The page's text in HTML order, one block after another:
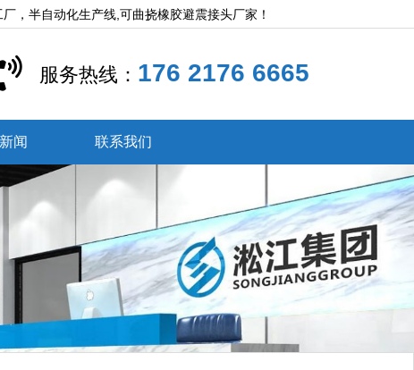
，半自动化生产线,可曲挠橡胶避震接头厂家！
服务热线： 176 2176 6665
闻 联系我们